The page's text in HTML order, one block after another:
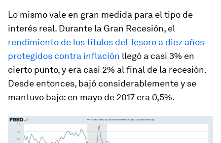
Lo mismo vale en gran medida para el tipo de
interés real. Durante la Gran Recesión, el
rendimiento de los títulos del Tesoro a diez años
protegidos contra inflación llegó a casi 3% en
cierto punto, y era casi 2% al final de la recesión.
Desde entonces, bajó considerablemente y se
mantuvo bajo: en mayo de 2017 era 0,5%.